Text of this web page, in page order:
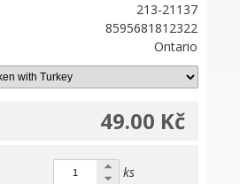
213-21137
8595681812322
Ontario
49.00 Kč
ks